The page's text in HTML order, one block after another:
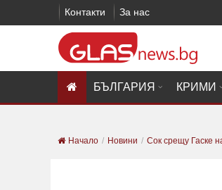
Контакти За нас
БЪЛГАРИЯ КРИМИ
Начало Новини Сок срещу Гаске